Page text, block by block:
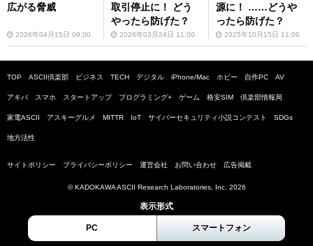
広がる脅威
2026年04月15日 09:00
取引停止に！ どう
やったら防げた？
2026年03月24日 11:00
源に！ ……どうや
ったら防げた？
2025年10月15日 11:00
TOP ASCII倶楽部 ビジネス TECH デジタル iPhone/Mac ホビー 自作PC AV
アキバ スマホ スタートアップ プログラミング+ ゲーム 格安SIM 倶楽部情報局
家電ASCII アスキーグルメ MITTR IoT サイバーセキュリティ小説コンテスト SDGs
地方活性
サイトポリシー プライバシーポリシー 運営会社 お問い合わせ 広告掲載
© KADOKAWA ASCII Research Laboratories, Inc. 2026
表示形式
PC スマートフォン